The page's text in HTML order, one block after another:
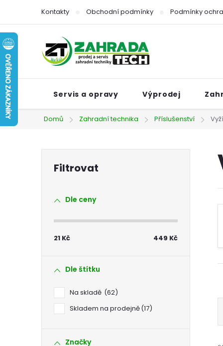
obsah
Kontakty Obchodní podmínky Podmínky
Servis a opravy Výprodej
Domů Zahradní technika Příslušenství
Dle ceny
21 Kč 449 Kč
Dle štítku
Na skladě 62
Skladem na prodejně 17
Značky